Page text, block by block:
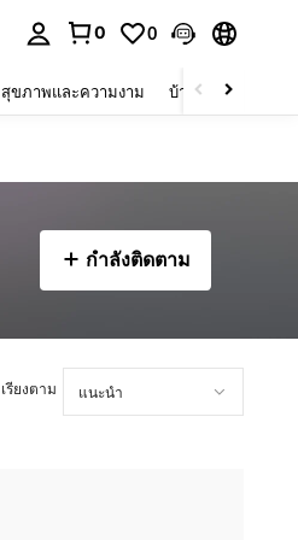
0 0
สุขภาพและความงาม บ้านและที่อยู่อาศัย
กำลังติดตาม
เรียงตาม